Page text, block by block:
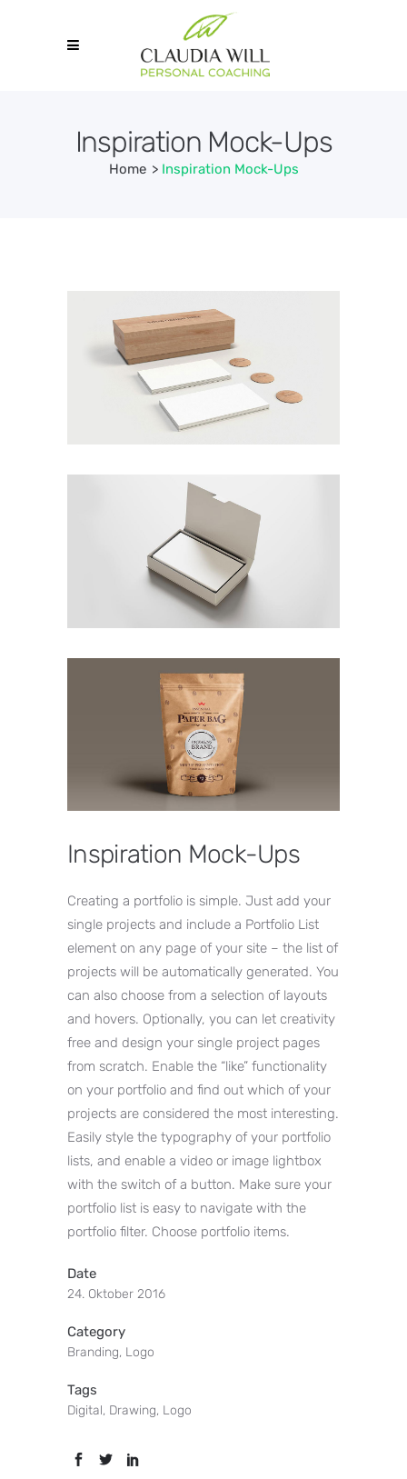
Inspiration Mock-Ups
Home > Inspiration Mock-Ups
Inspiration Mock-Ups
Creating a portfolio is simple. Just add your
single projects and include a Portfolio List
element on any page of your site – the list of
projects will be automatically generated. You
can also choose from a selection of layouts
and hovers. Optionally, you can let creativity
free and design your single project pages
from scratch. Enable the “like” functionality
on your portfolio and find out which of your
projects are considered the most interesting.
Easily style the typography of your portfolio
lists, and enable a video or image lightbox
with the switch of a button. Make sure your
portfolio list is easy to navigate with the
portfolio filter. Choose portfolio items.
Date
24. Oktober 2016
Category
Branding, Logo
Tags
Digital, Drawing, Logo